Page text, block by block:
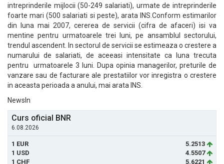
intreprinderile mijlocii (50-249 salariati), urmate de intreprinderile
foarte mari (500 salariati si peste), arata INS.Conform estimarilor
din luna mai 2007, cererea de servicii (cifra de afaceri) isi va
mentine pentru urmatoarele trei luni, pe ansamblul sectorului,
trendul ascendent. In sectorul de servicii se estimeaza o crestere a
numarului de salariati, de aceeasi intensitate ca luna trecuta
pentru urmatoarele 3 luni. Dupa opinia managerilor, preturile de
vanzare sau de facturare ale prestatiilor vor inregistra o crestere
in aceasta perioada a anului, mai arata INS.
NewsIn
Curs oficial BNR
6.08.2026
1 EUR
5.2513
1 USD
4.5507
1 CHF
5.6221